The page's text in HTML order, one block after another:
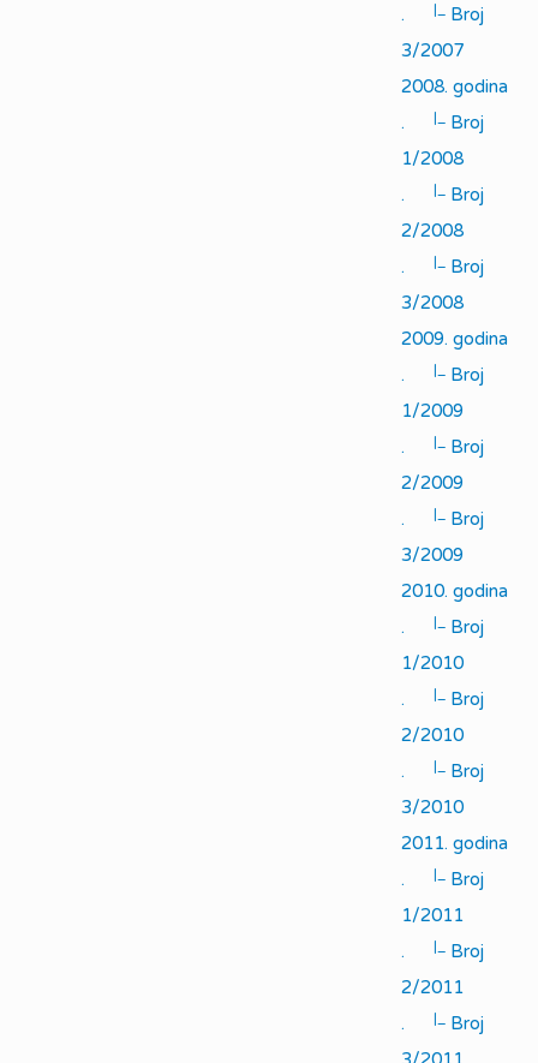
.
|_ Broj
3/2007
2008. godina
.
|_ Broj
1/2008
.
|_ Broj
2/2008
.
|_ Broj
3/2008
2009. godina
.
|_ Broj
1/2009
.
|_ Broj
2/2009
.
|_ Broj
3/2009
2010. godina
.
|_ Broj
1/2010
.
|_ Broj
2/2010
.
|_ Broj
3/2010
2011. godina
.
|_ Broj
1/2011
.
|_ Broj
2/2011
.
|_ Broj